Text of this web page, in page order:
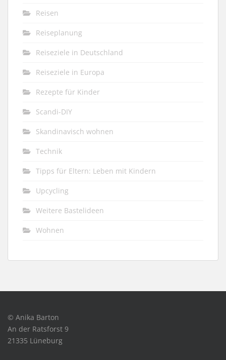
Reisen
Reiseplanung
Reiseziele in Deutschland
Reiseziele in Europa
Rezepte für Kinder
Scandi-DIY
Skandinavisch wohnen
Technik
Tipps für Eltern: Leben mit Kindern
Upcycling
Weitere Bastelideen
Wohnen
© Anika Barton
An der Ratsforst 9
21335 Lüneburg